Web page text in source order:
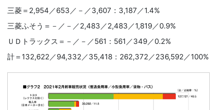
三菱＝2,954／653／－／3,607：3,187／1.4%
三菱ふそう＝－／－／2,483／2,483／1,819／0.9%
ＵＤトラックス＝－／－／561：561／349／0.2%
計＝132,622／94,332／35,418：262,372／236,592／100%